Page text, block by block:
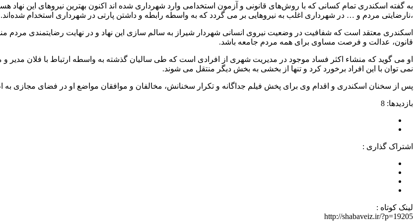
به گفته اسکندری تمام کسانی که با روش‌های قانونی و آزمون استخدامی وارد شهرداری شده اند اکنون بهترین نیروهای این نهاد
،نارضایتی مردم و … در شهرداری اغلب به نیروهایی بر می گردد که به واسطه رابطه و داشتن پارتی در شهرداری استخدام شده‌اند.
اسکندری معتقد است که شفافیت در وضعیت نیروی انسانی شهردار شیراز به سالم سازی این نهاد و در نهایت رضایتمندی مردم
قانون، عدالت و فرصت مساوی برای همه مردم جامعه باشد.
او می گوید که منشاء اکثر فساد موجود در مدیریت شهری از افرادی است که طی سالیان گذشته به واسطه ارتباط با فلان مدیر
نمی توان با این افراد برخورد کرد و تنها از بخشی به بخش دیگر منتقل می شوند.
پس از سخنان اسکندری و اقدام وی برای پخش فیلم جداگانه و تکرار سخنانش، مخالفان و موافقان مواضع او در فضای مجازی به
بازدیدها: 8
اشتراک گذاری :
لینک کوتاه :
http://shabaveiz.ir/?p=19205